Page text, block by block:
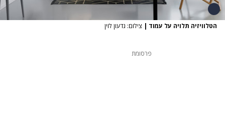
הטלוויזיה תלויה על עמוד | צילום: גדעון לוין
פרסומת